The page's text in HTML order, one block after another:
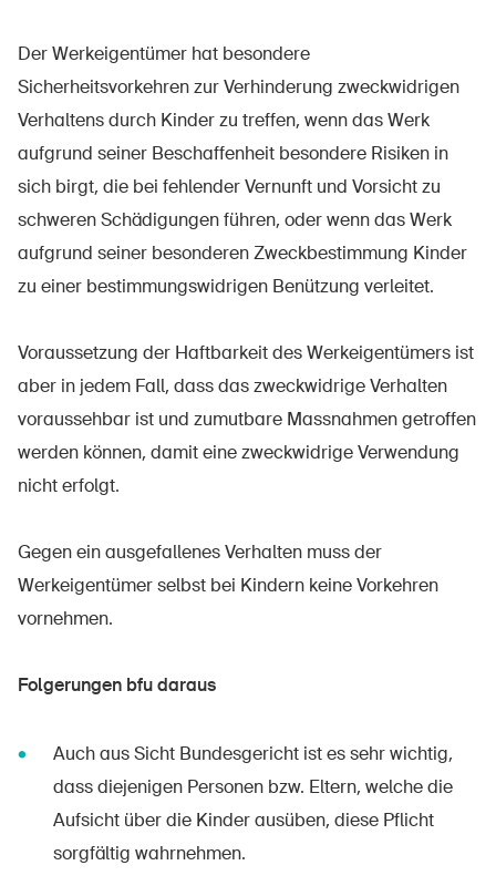
Der Werkeigentümer hat besondere
Sicherheitsvorkehren zur Verhinderung zweckwidrigen
Verhaltens durch Kinder zu treffen, wenn das Werk
aufgrund seiner Beschaffenheit besondere Risiken in
sich birgt, die bei fehlender Vernunft und Vorsicht zu
schweren Schädigungen führen, oder wenn das Werk
aufgrund seiner besonderen Zweckbestimmung Kinder
zu einer bestimmungswidrigen Benützung verleitet.
Voraussetzung der Haftbarkeit des Werkeigentümers ist
aber in jedem Fall, dass das zweckwidrige Verhalten
voraussehbar ist und zumutbare Massnahmen getroffen
werden können, damit eine zweckwidrige Verwendung
nicht erfolgt.
Gegen ein ausgefallenes Verhalten muss der
Werkeigentümer selbst bei Kindern keine Vorkehren
vornehmen.
Folgerungen bfu daraus
Auch aus Sicht Bundesgericht ist es sehr wichtig,
dass diejenigen Personen bzw. Eltern, welche die
Aufsicht über die Kinder ausüben, diese Pflicht
sorgfältig wahrnehmen.